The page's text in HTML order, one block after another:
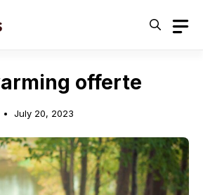
offerte
July 20, 2023